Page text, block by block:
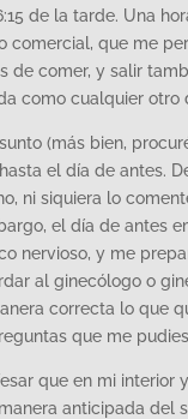
de la tarde. Una
comercial, que me
de comer, y salir
como cualquier otro
(más bien,
el día de antes.
ni siquiera lo
el día de antes
nervioso, y me
al ginecólogo o
correcta lo que
que me
que en mi interior
anticipada del